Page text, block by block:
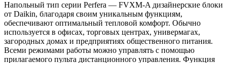
Напольный тип серии Perfera — FVXM-A дизайнерские блоки
от Daikin, благодаря своим уникальным функциям,
обеспечивают оптимальный тепловой комфорт. Обычно
используется в офисах, торговых центрах, универмагах,
загородных домах и предприятиях общественного питания.
Всеми режимами работы можно управлять с помощью
прилагаемого пульта дистанционного управления. Функция